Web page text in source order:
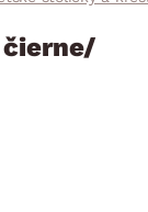
čierne/